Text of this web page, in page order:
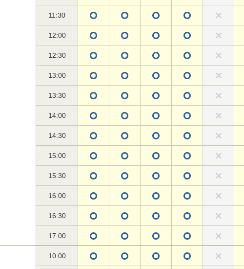
11:30
12:00
12:30
13:00
13:30
14:00
14:30
15:00
15:30
16:00
16:30
17:00
10:00